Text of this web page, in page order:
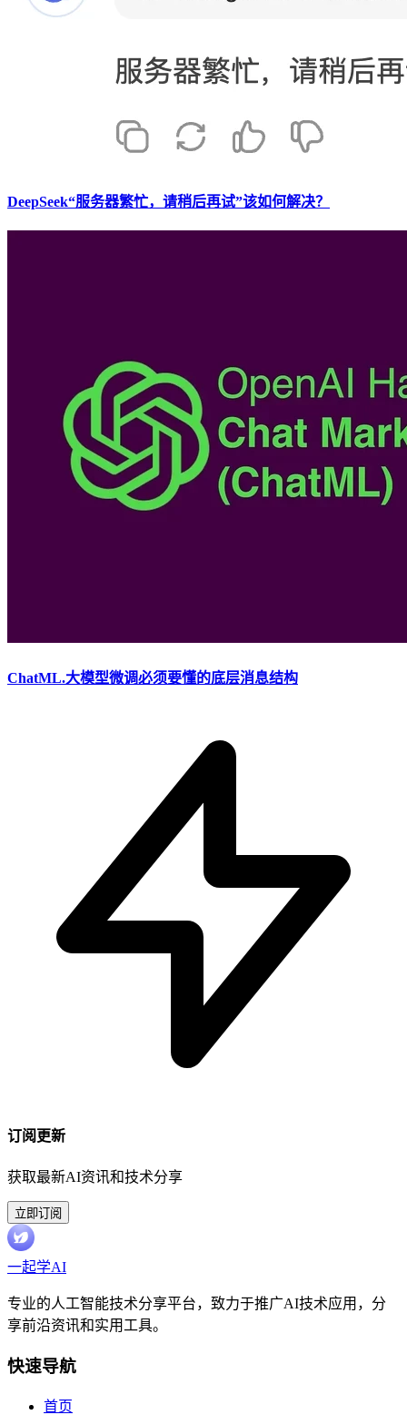
DeepSeek“服务器繁忙，请稍后再试”该如何解决？
ChatML.大模型微调必须要懂的底层消息结构
订阅更新
获取最新AI资讯和技术分享
立即订阅
一起学AI
专业的人工智能技术分享平台，致力于推广AI技术应用，分
享前沿资讯和实用工具。
快速导航
首页